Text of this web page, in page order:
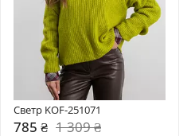
Светр KOF-251071
785 ₴ 1 309 ₴